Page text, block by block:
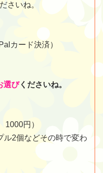
さいね。
カード決済）
選びくださいね。
1000円）
ル2個などその時で変わ